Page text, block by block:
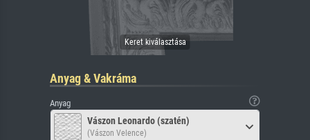
Anyag & Vakráma
Anyag
Vászon Leonardo (szatén)
(Vászon Velence)